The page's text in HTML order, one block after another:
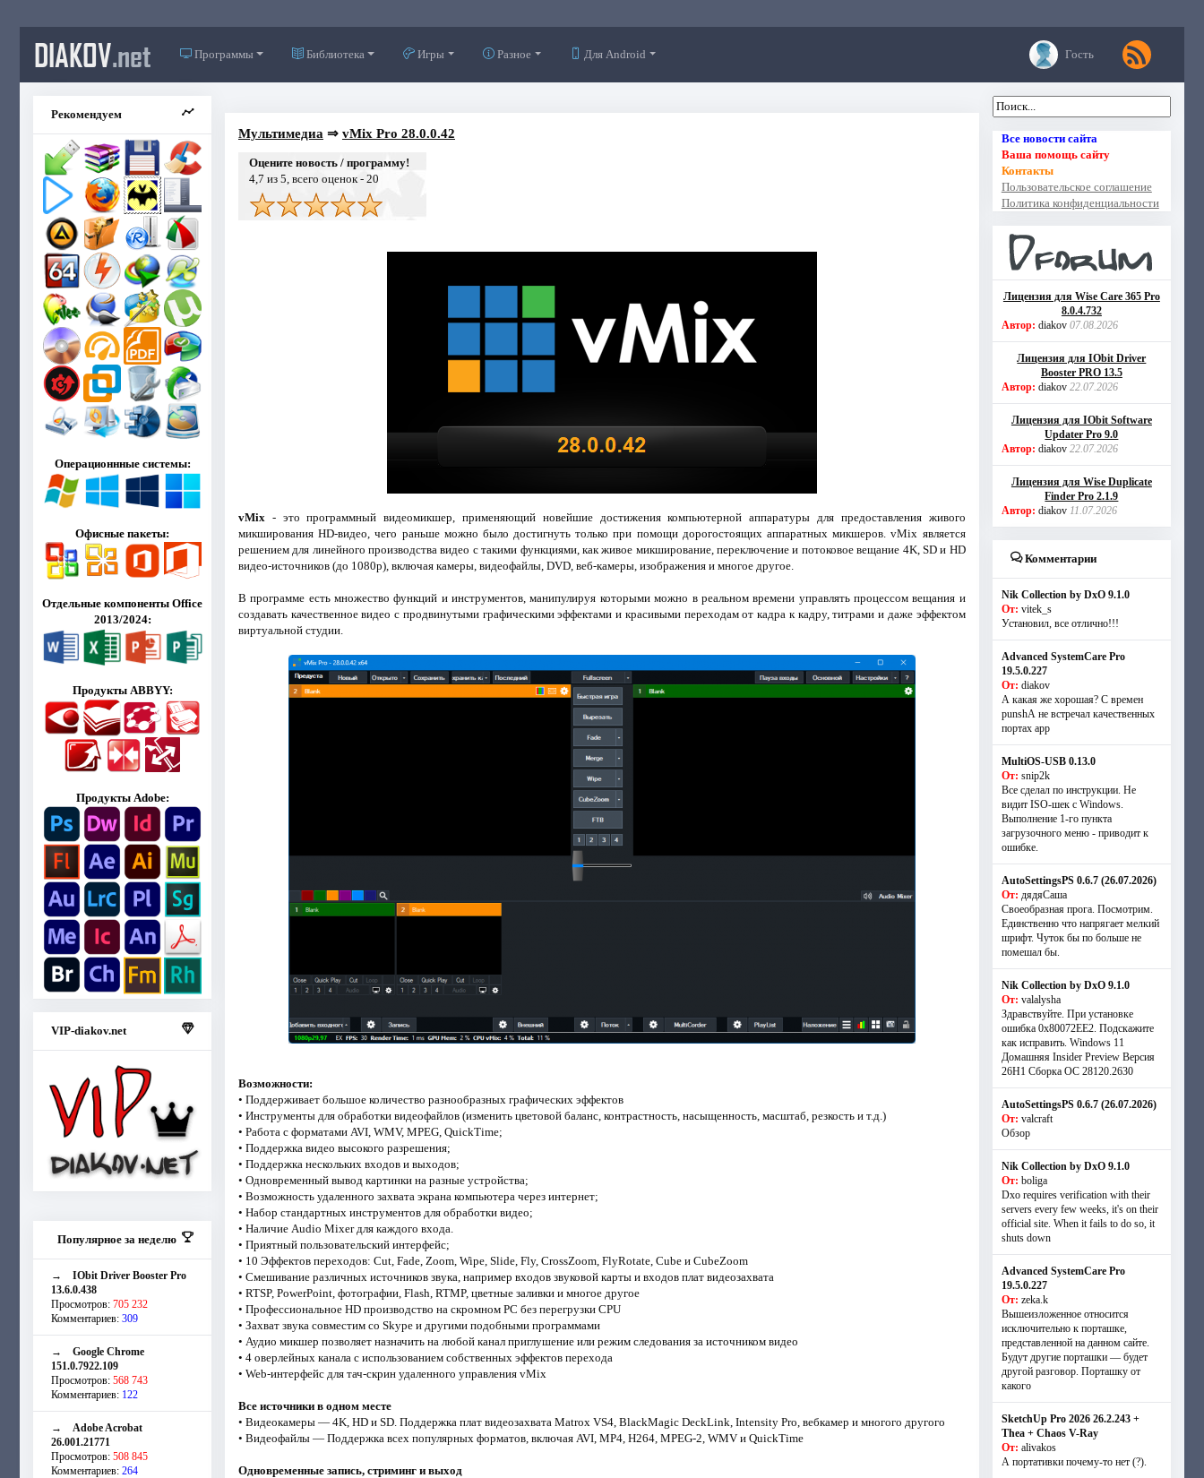
DIAKOV.net Программы Библиотека Игры Разное Для Android Гость
Рекомендуем
Операционнные системы:
Офисные пакеты:
Отдельные компоненты Office
2013/2024:
Продукты ABBYY:
Продукты Adobe:
VIP-diakov.net
Популярное за неделю
→ IObit Driver Booster Pro
13.6.0.438
Просмотров: 705 232
Комментариев: 309
→ Google Chrome
151.0.7922.109
Просмотров: 568 743
Комментариев: 122
→ Adobe Acrobat
26.001.21771
Просмотров: 508 845
Комментариев: 264
Мультимедиа ⇒ vMix Pro 28.0.0.42
Оцените новость / программу!
4,7 из 5, всего оценок - 20
vMix - это программный видеомикшер, применяющий новейшие достижения компьютерной аппаратуры для предоставления живого
микширования HD-видео, чего раньше можно было достигнуть только при помощи дорогостоящих аппаратных микшеров. vMix является
решением для линейного производства видео с такими функциями, как живое микширование, переключение и потоковое вещание 4K, SD и HD
видео-источников (до 1080p), включая камеры, видеофайлы, DVD, веб-камеры, изображения и многое другое.
В программе есть множество функций и инструментов, манипулируя которыми можно в реальном времени управлять процессом вещания и
создавать качественное видео с продвинутыми графическими эффектами и красивыми переходам от кадра к кадру, титрами и даже эффектом
виртуальной студии.
Возможности:
• Поддерживает большое количество разнообразных графических эффектов
• Инструменты для обработки видеофайлов (изменить цветовой баланс, контрастность, насыщенность, масштаб, резкость и т.д.)
• Работа с форматами AVI, WMV, MPEG, QuickTime;
• Поддержка видео высокого разрешения;
• Поддержка нескольких входов и выходов;
• Одновременный вывод картинки на разные устройства;
• Возможность удаленного захвата экрана компьютера через интернет;
• Набор стандартных инструментов для обработки видео;
• Наличие Audio Mixer для каждого входа.
• Приятный пользовательский интерфейс;
• 10 Эффектов переходов: Cut, Fade, Zoom, Wipe, Slide, Fly, CrossZoom, FlyRotate, Cube и CubeZoom
• Смешивание различных источников звука, например входов звуковой карты и входов плат видеозахвата
• RTSP, PowerPoint, фотографии, Flash, RTMP, цветные заливки и многое другое
• Профессиональное HD производство на скромном PC без перегрузки CPU
• Захват звука совместим со Skype и другими подобными программами
• Аудио микшер позволяет назначить на любой канал приглушение или режим следования за источником видео
• 4 оверлейных канала с использованием собственных эффектов перехода
• Web-интерфейс для тач-скрин удаленного управления vMix
Все источники в одном месте
• Видеокамеры — 4K, HD и SD. Поддержка плат видеозахвата Matrox VS4, BlackMagic DeckLink, Intensity Pro, вебкамер и многого другого
• Видеофайлы — Поддержка всех популярных форматов, включая AVI, MP4, H264, MPEG-2, WMV и QuickTime
Одновременные запись, стриминг и выход
Все новости сайта
Ваша помощь сайту
Контакты
Пользовательское соглашение
Политика конфиденциальности
Лицензия для Wise Care 365 Pro
8.0.4.732
Автор: diakov 07.08.2026
Лицензия для IObit Driver
Booster PRO 13.5
Автор: diakov 22.07.2026
Лицензия для IObit Software
Updater Pro 9.0
Автор: diakov 22.07.2026
Лицензия для Wise Duplicate
Finder Pro 2.1.9
Автор: diakov 11.07.2026
Комментарии
Nik Collection by DxO 9.1.0
От: vitek_s
Установил, все отлично!!!
Advanced SystemCare Pro
19.5.0.227
От: diakov
А какая же хорошая? С времен
punshА не встречал качественных
портах app
MultiOS-USB 0.13.0
От: snip2k
Все сделал по инструкции. Не
видит ISO-шек с Windows.
Выполнение 1-го пункта
загрузочного меню - приводит к
ошибке.
AutoSettingsPS 0.6.7 (26.07.2026)
От: дядяСаша
Своеобразная прога. Посмотрим.
Единственно что напрягает мелкий
шрифт. Чуток бы по больше не
помешал бы.
Nik Collection by DxO 9.1.0
От: valalysha
Здравствуйте. При установке
ошибка 0х80072EE2. Подскажите
как исправить. Windows 11
Домашняя Insider Preview Версия
26H1 Сборка ОС 28120.2630
AutoSettingsPS 0.6.7 (26.07.2026)
От: valcraft
Обзор
Nik Collection by DxO 9.1.0
От: boliga
Dxo requires verification with their
servers every few weeks, it's on their
official site. When it fails to do so, it
shuts down
Advanced SystemCare Pro
19.5.0.227
От: zeka.k
Вышеизложенное относится
исключительно к порташке,
представленной на данном сайте.
Будут другие порташки — будет
другой разговор. Порташку от
какого
SketchUp Pro 2026 26.2.243 +
Thea + Chaos V-Ray
От: alivakos
А портативки почему-то нет (?).